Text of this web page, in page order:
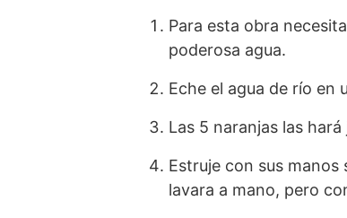
Para esta obra
poderosa agua.
Eche el agua de río en
Las 5 naranjas las
Estruje con sus manos
lavara a mano, pero